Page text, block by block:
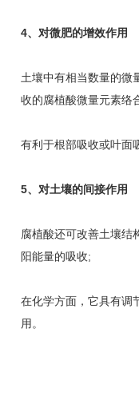
4、对微肥的增效作用
土壤中有相当数量的微
收的腐植酸微量元素络
有利于根部吸收或叶面
5、对土壤的间接作用
腐植酸还可改善土壤结
阳能量的吸收;
在化学方面，它具有调
用。